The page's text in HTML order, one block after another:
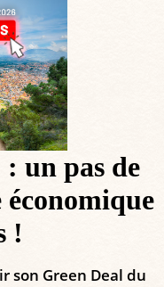
un pas de
!
son Green Deal du